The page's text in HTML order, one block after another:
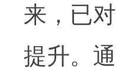
来，已对
提升。